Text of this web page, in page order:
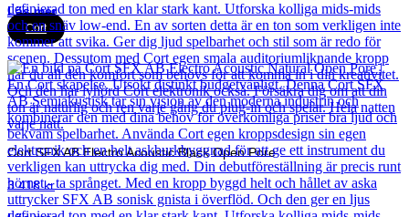
Läs mer
Cort
Cort SFX AB Electro Acoustic Black Open Pore
3 418kr